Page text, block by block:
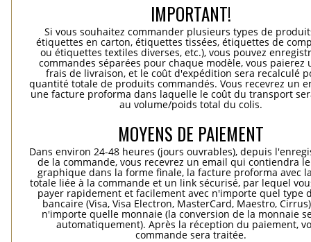
IMPORTANT!
Si vous souhaitez commander plusieurs types de
étiquettes en carton, étiquettes tissées, étiquettes de
ou étiquettes textiles diverses, etc.), vous pouvez
commandes séparées pour chaque modèle, vous paierez
frais de livraison, et le coût d'expédition sera recalculé
quantité totale de produits commandés. Vous recevrez un
une facture proforma dans laquelle le coût du transport
au volume/poids total du colis.
MOYENS DE PAIEMENT
Dans environ 24-48 heures (jours ouvrables), depuis
de la commande, vous recevrez un email qui contiendra
graphique dans la forme finale, la facture proforma avec
totale liée à la commande et un link sécurisé, par lequel
payer rapidement et facilement avec n'importe quel type
bancaire (Visa, Visa Electron, MasterCard, Maestro,
n'importe quelle monnaie (la conversion de la monnaie
automatiquement). Après la réception du paiement,
commande sera traitée.